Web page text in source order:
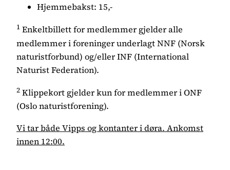
Hjemmebakst: 15,-
1 Enkeltbillett for medlemmer gjelder alle
medlemmer i foreninger underlagt NNF (Norsk
naturistforbund) og/eller INF (International
Naturist Federation).
2 Klippekort gjelder kun for medlemmer i ONF
(Oslo naturistforening).
Vi tar både Vipps og kontanter i døra. Ankomst
innen 12:00.